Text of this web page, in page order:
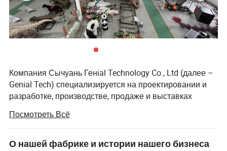
Компания Сычуань Генial Technology Co., Ltd (далее –
Genial Tech) специализируется на проектировании и
разработке, производстве, продаже и выставках
Продукты можно разделить на 3 вида нашей
продукции, продуктов моделирования, ландшафтов и
фестивальных фонарей, включая аниматроники-
Посмотреть Всё
О нашей фабрике и истории нашего бизнеса